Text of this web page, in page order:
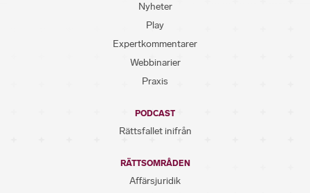
Nyheter
Play
Expertkommentarer
Webbinarier
Praxis
PODCAST
Rättsfallet inifrån
RÄTTSOMRÅDEN
Affärsjuridik